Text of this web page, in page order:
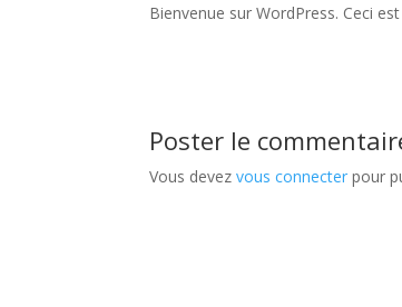
Bienvenue sur WordPress. Ceci
Poster le
Vous devezvous connecter pour